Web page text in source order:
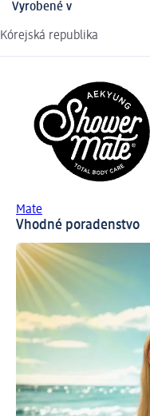
Vyrobené v
Kórejská republika
Mate
Vhodné poradenstvo